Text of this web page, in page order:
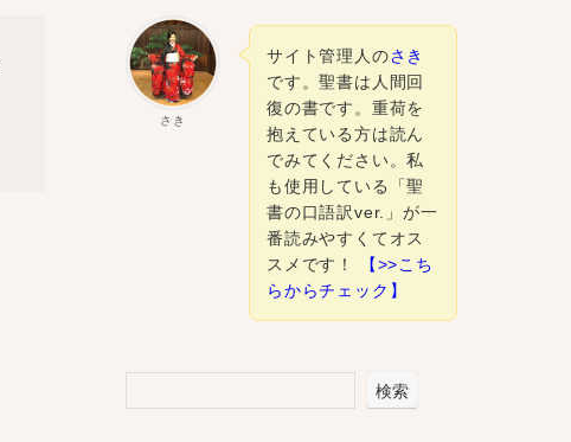
さき
サイト管理人のさき
です。聖書は人間回
復の書です。重荷を
抱えている方は読ん
でみてください。私
も使用している「聖
書の口語訳ver.」が一
番読みやすくてオス
スメです！
【>>こち
らからチェック】
検索